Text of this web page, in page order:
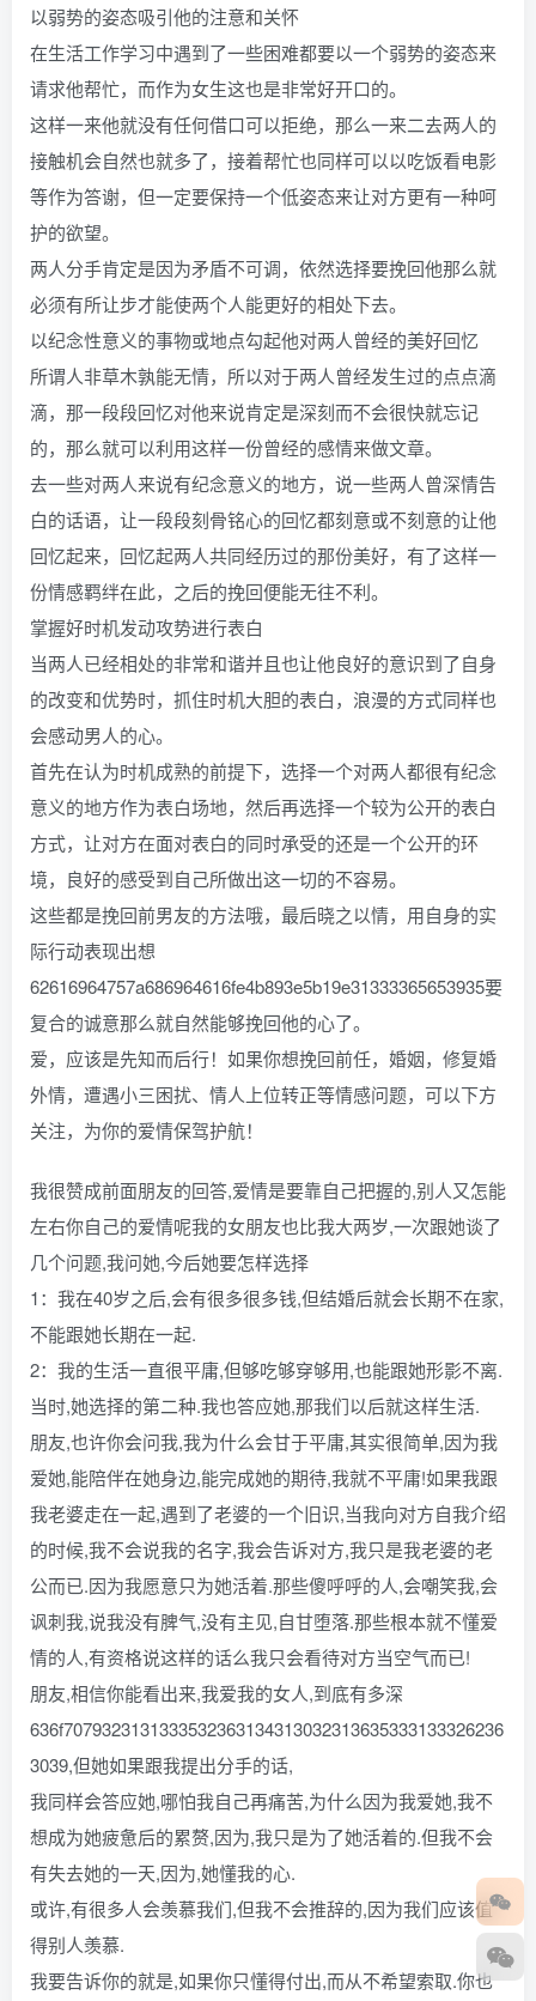
以弱势的姿态吸引他的注意和关怀
在生活工作学习中遇到了一些困难都要以一个弱势的姿态来
请求他帮忙，而作为女生这也是非常好开口的。
这样一来他就没有任何借口可以拒绝，那么一来二去两人的
接触机会自然也就多了，接着帮忙也同样可以以吃饭看电影
等作为答谢，但一定要保持一个低姿态来让对方更有一种呵
护的欲望。
两人分手肯定是因为矛盾不可调，依然选择要挽回他那么就
必须有所让步才能使两个人能更好的相处下去。
以纪念性意义的事物或地点勾起他对两人曾经的美好回忆
所谓人非草木孰能无情，所以对于两人曾经发生过的点点滴
滴，那一段段回忆对他来说肯定是深刻而不会很快就忘记
的，那么就可以利用这样一份曾经的感情来做文章。
去一些对两人来说有纪念意义的地方，说一些两人曾深情告
白的话语，让一段段刻骨铭心的回忆都刻意或不刻意的让他
回忆起来，回忆起两人共同经历过的那份美好，有了这样一
份情感羁绊在此，之后的挽回便能无往不利。
掌握好时机发动攻势进行表白
当两人已经相处的非常和谐并且也让他良好的意识到了自身
的改变和优势时，抓住时机大胆的表白，浪漫的方式同样也
会感动男人的心。
首先在认为时机成熟的前提下，选择一个对两人都很有纪念
意义的地方作为表白场地，然后再选择一个较为公开的表白
方式，让对方在面对表白的同时承受的还是一个公开的环
境，良好的感受到自己所做出这一切的不容易。
这些都是挽回前男友的方法哦，最后晓之以情，用自身的实
际行动表现出想
62616964757a686964616fe4b893e5b19e31333365653935要
复合的诚意那么就自然能够挽回他的心了。
爱，应该是先知而后行！如果你想挽回前任，婚姻，修复婚
外情，遭遇小三困扰、情人上位转正等情感问题，可以下方
关注，为你的爱情保驾护航！
我很赞成前面朋友的回答,爱情是要靠自己把握的,别人又怎能
左右你自己的爱情呢我的女朋友也比我大两岁,一次跟她谈了
几个问题,我问她,今后她要怎样选择
1：我在40岁之后,会有很多很多钱,但结婚后就会长期不在家,
不能跟她长期在一起.
2：我的生活一直很平庸,但够吃够穿够用,也能跟她形影不离.
当时,她选择的第二种.我也答应她,那我们以后就这样生活.
朋友,也许你会问我,我为什么会甘于平庸,其实很简单,因为我
爱她,能陪伴在她身边,能完成她的期待,我就不平庸!如果我跟
我老婆走在一起,遇到了老婆的一个旧识,当我向对方自我介绍
的时候,我不会说我的名字,我会告诉对方,我只是我老婆的老
公而已.因为我愿意只为她活着.那些傻呼呼的人,会嘲笑我,会
讽刺我,说我没有脾气,没有主见,自甘堕落.那些根本就不懂爱
情的人,有资格说这样的话么我只会看待对方当空气而已!
朋友,相信你能看出来,我爱我的女人,到底有多深
636f7079323131333532363134313032313635333133326236
3039,但她如果跟我提出分手的话,
我同样会答应她,哪怕我自己再痛苦,为什么因为我爱她,我不
想成为她疲惫后的累赘,因为,我只是为了她活着的.但我不会
有失去她的一天,因为,她懂我的心.
或许,有很多人会羡慕我们,但我不会推辞的,因为我们应该值
得别人羡慕.
我要告诉你的就是,如果你只懂得付出,而从不希望索取.你也